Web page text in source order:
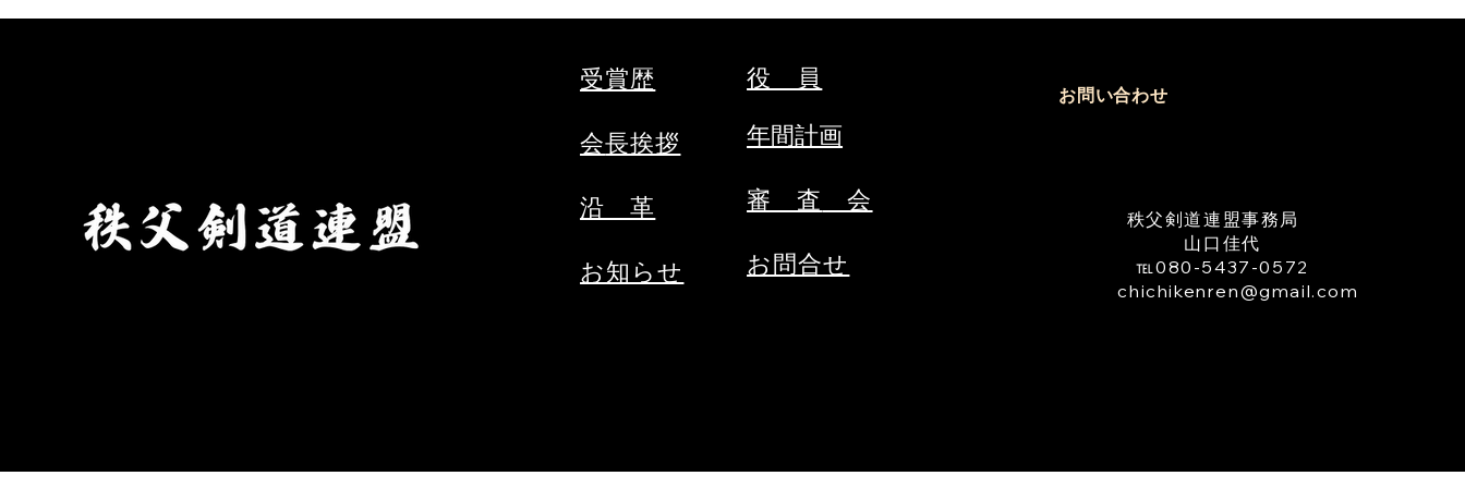
chichikenren@gmail.com ②申
段位、立会の希望の有無、本人以
外の緊急連絡先をご記入のうえ、
受審料をご用意ください。（当日
③秩父
chichikenren@gmail.com ②申
ください。 ・受審料をご用意
受賞歴
会長挨拶
​沿 革
お知らせ
役 員
年間計画
審 査 ​ 会​
お問合せ
お問い合わせ
​秩父剣道連盟事務局
山口佳代
℡080-5437-0572
TELchichikenren@gmail.com